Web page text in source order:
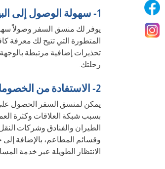
1- سهولة الوصول إلى البيانات والمعلومات:
يوفر لك منسق السفر وصولاً سهلاً
المتطورة التي تتيح لك معرفة
تحذيرات إضافية مرتبطة
رحلتك.
2- الاستفادة من الخصومات والمزايا:
يمكن لمنسق السفر الحصول
بسبب شبكة العلاقات وكثرة
الطيران والفنادق وشركات
وقسائم المطاعم، بالإضافة
الانتظار الطويلة عبر خدمة